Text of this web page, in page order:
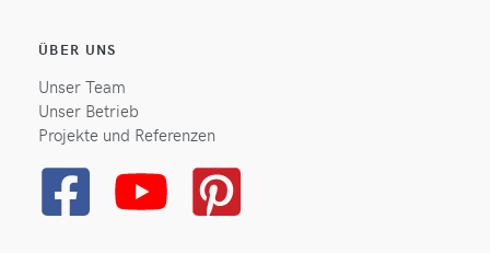
ÜBER UNS
Unser Team
Unser Betrieb
Projekte und Referenzen